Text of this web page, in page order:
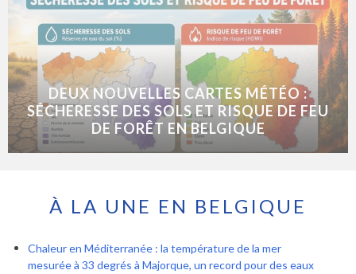
DEUX NOUVELLES CARTES MÉTÉO :
SÉCHERESSE DES SOLS ET RISQUE DE FEU
DE FORÊT EN BELGIQUE
À LA UNE EN BELGIQUE
Chaleur en Méditerranée : la température de la mer
mesurée à 33 degrés à Majorque, un record pour des eaux